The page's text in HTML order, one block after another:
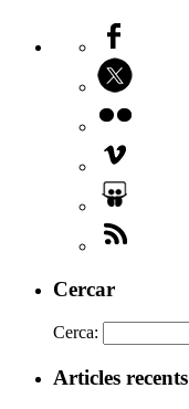
Cercar
Cerca:
Articles recents